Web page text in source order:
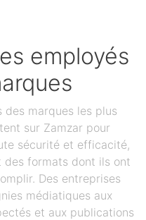
employés
marques les plus
sur Zamzar pour
sécurité et efficacité,
des formats dont ils ont
Des entreprises
médiatiques aux
et aux publications